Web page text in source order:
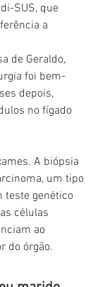
SUS, que
a
de Geraldo,
foi bem-
depois,
no fígado
A biópsia
um tipo
teste genético
células
ao
do órgão.